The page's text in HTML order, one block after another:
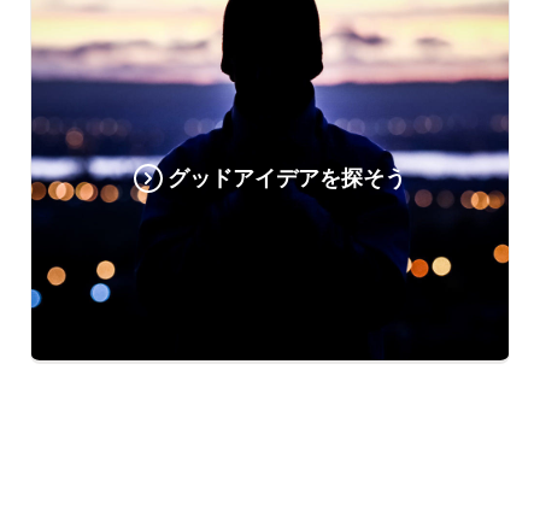
グッドアイデアを探そう